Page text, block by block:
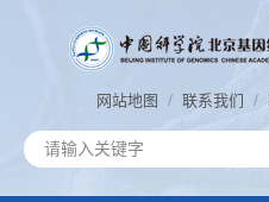
网站地图 / 联系我们 /